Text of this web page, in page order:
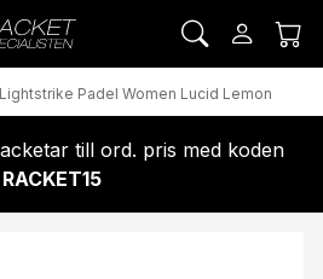
Padel Women Lucid Lemon
till ord. pris med koden
RACKET15